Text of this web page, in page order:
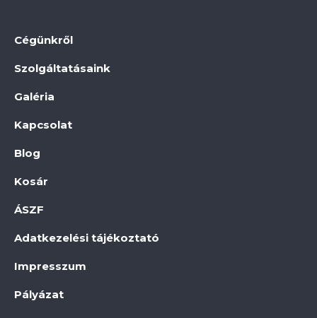
Cégünkről
Szolgáltatásaink
Galéria
Kapcsolat
Blog
Kosár
ÁSZF
Adatkezelési tájékoztató
Impresszum
Pályázat